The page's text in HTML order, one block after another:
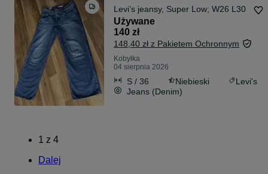
Levi’s jeansy, Super Low; W26 L30
Używane
140 zł
148,40 zł z Pakietem Ochronnym
Kobyłka
04 sierpnia 2026
S / 36 Niebieski
Levi's
Jeans (Denim)
1 z 4
Dalej